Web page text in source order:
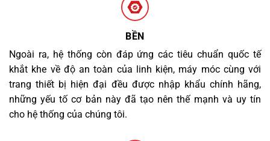
BỀN
Ngoài ra, hệ thống còn đáp ứng các tiêu chuẩn quốc tế
khắt khe về độ an toàn của linh kiện, máy móc cùng với
trang thiết bị hiện đại đều được nhập khẩu chính hãng,
những yếu tố cơ bản này đã tạo nên thế mạnh và uy tín
cho hệ thống của chúng tôi.